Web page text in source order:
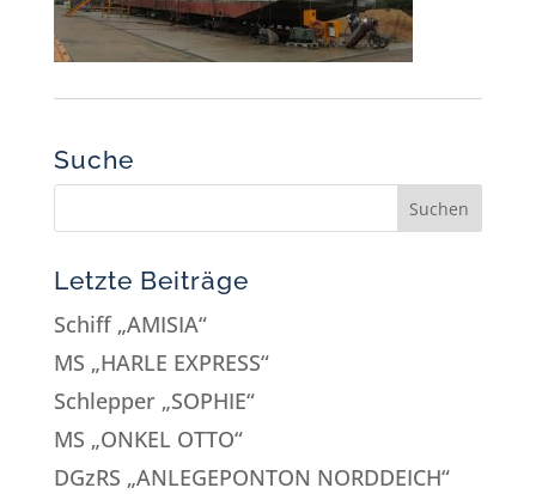
Suche
Letzte Beiträge
Schiff „AMISIA“
MS „HARLE EXPRESS“
Schlepper „SOPHIE“
MS „ONKEL OTTO“
DGzRS „ANLEGEPONTON NORDDEICH“